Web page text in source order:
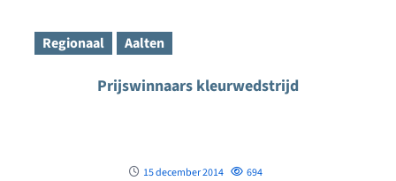
Regionaal Aalten
Prijswinnaars kleurwedstrijd
15 december 2014 694